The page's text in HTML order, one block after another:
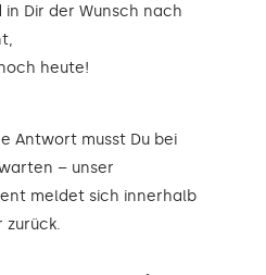
Dir der Wunsch nach
heute!
Antwort musst Du bei
– unser
meldet sich innerhalb
zurück.